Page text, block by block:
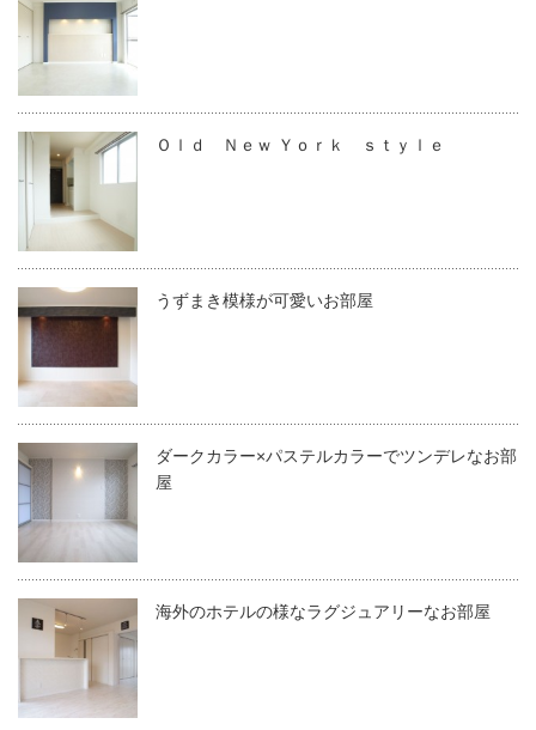
Ｏｌｄ Ｎｅｗ Ｙｏｒｋ ｓｔｙｌｅ
うずまき模様が可愛いお部屋
ダークカラー×パステルカラーでツンデレなお部
屋
海外のホテルの様なラグジュアリーなお部屋